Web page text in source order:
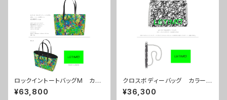
ロックイントートバッグM カラ
ー/リーフスグリーン ■配送ま
で約１か月
¥63,800
クロスボディーバッグ カラー/
ブレインズホワイト ■配送ま
で約１か月
¥36,300